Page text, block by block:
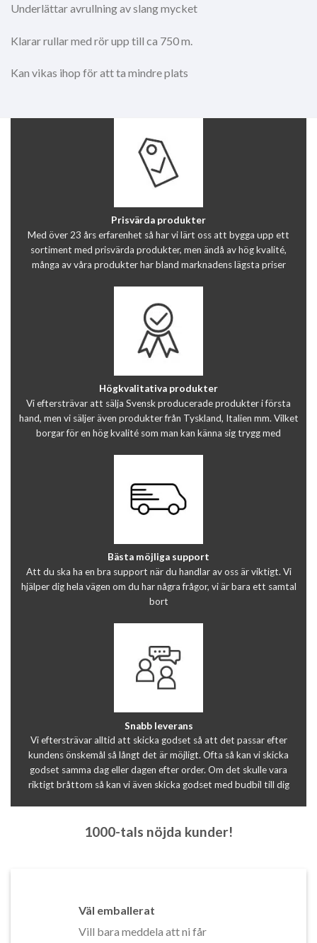
Underlättar avrullning av slang mycket
Klarar rullar med rör upp till ca 750 m.
Kan vikas ihop för att ta mindre plats
Prisvärda produkter
Med över 23 års erfarenhet så har vi lärt oss att bygga upp ett
sortiment med prisvärda produkter, men ändå av hög kvalité,
många av våra produkter har bland marknadens lägsta priser
Högkvalitativa produkter
Vi eftersträvar att sälja Svensk producerade produkter i första
hand, men vi säljer även produkter från Tyskland, Italien mm. Vilket
borgar för en hög kvalité som man kan känna sig trygg med
Bästa möjliga support
Att du ska ha en bra support när du handlar av oss är viktigt. Vi
hjälper dig hela vägen om du har några frågor, vi är bara ett samtal
bort
Snabb leverans
Vi eftersträvar alltid att skicka godset så att det passar efter
kundens önskemål så långt det är möjligt. Ofta så kan vi skicka
godset samma dag eller dagen efter order. Om det skulle vara
riktigt bråttom så kan vi även skicka godset med budbil till dig
1000-tals nöjda kunder!
Väl emballerat
Vill bara meddela att ni får